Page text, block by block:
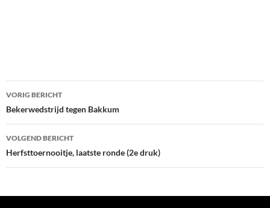
Bericht
navigatie
VORIG BERICHT
Bekerwedstrijd tegen Bakkum
VOLGEND BERICHT
Herfsttoernooitje, laatste ronde (2e druk)